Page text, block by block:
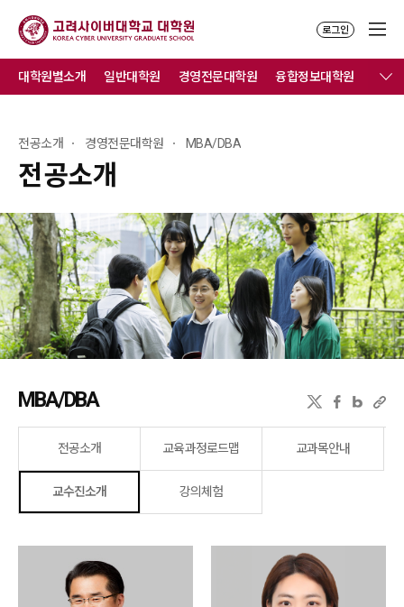
로그인
전공소개
전공소개 경영전문대학원 MBA/DBA
대학원별소개 일반대학원 경영전문대학원 융합정보대학원
MBA/DBA
전공소개 교육과정로드맵 교과목안내
교수진소개 강의체험